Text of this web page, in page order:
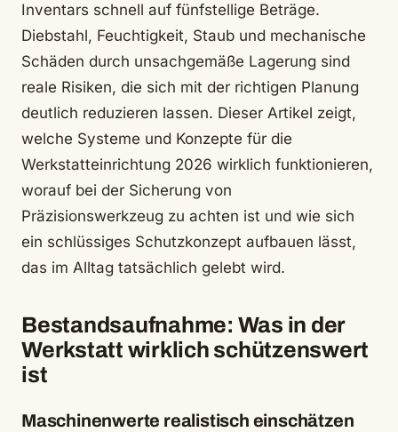
Inventars schnell auf fünfstellige Beträge.
Diebstahl, Feuchtigkeit, Staub und mechanische
Schäden durch unsachgemäße Lagerung sind
reale Risiken, die sich mit der richtigen Planung
deutlich reduzieren lassen. Dieser Artikel zeigt,
welche Systeme und Konzepte für die
Werkstatteinrichtung 2026 wirklich funktionieren,
worauf bei der Sicherung von
Präzisionswerkzeug zu achten ist und wie sich
ein schlüssiges Schutzkonzept aufbauen lässt,
das im Alltag tatsächlich gelebt wird.
Bestandsaufnahme: Was in der
Werkstatt wirklich schützenswert
ist
Maschinenwerte realistisch einschätzen